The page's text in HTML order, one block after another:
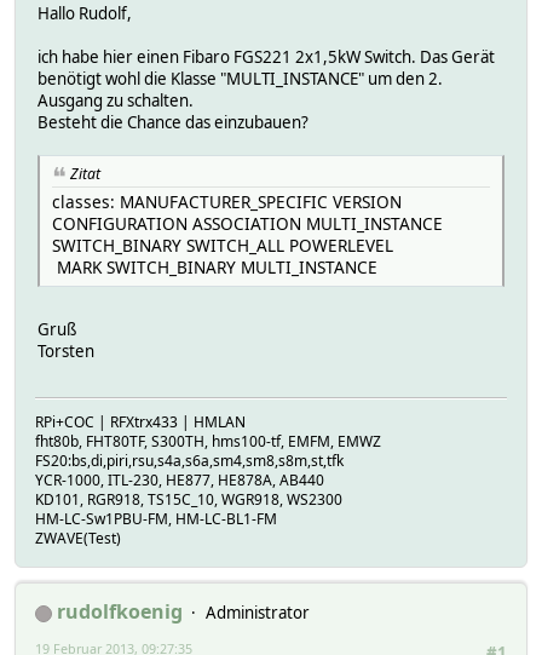
Hallo Rudolf,
ich habe hier einen Fibaro FGS221 2x1,5kW Switch. Das Gerät
benötigt wohl die Klasse "MULTI_INSTANCE" um den 2.
Ausgang zu schalten.
Besteht die Chance das einzubauen?
Zitat
classes: MANUFACTURER_SPECIFIC VERSION
CONFIGURATION ASSOCIATION MULTI_INSTANCE
SWITCH_BINARY SWITCH_ALL POWERLEVEL
MARK SWITCH_BINARY MULTI_INSTANCE
Gruß
Torsten
RPi+COC | RFXtrx433 | HMLAN
fht80b, FHT80TF, S300TH, hms100-tf, EMFM, EMWZ
FS20:bs,di,piri,rsu,s4a,s6a,sm4,sm8,s8m,st,tfk
YCR-1000, ITL-230, HE877, HE878A, AB440
KD101, RGR918, TS15C_10, WGR918, WS2300
HM-LC-Sw1PBU-FM, HM-LC-BL1-FM
ZWAVE(Test)
rudolfkoenig
Administrator
19 Februar 2013, 09:27:35